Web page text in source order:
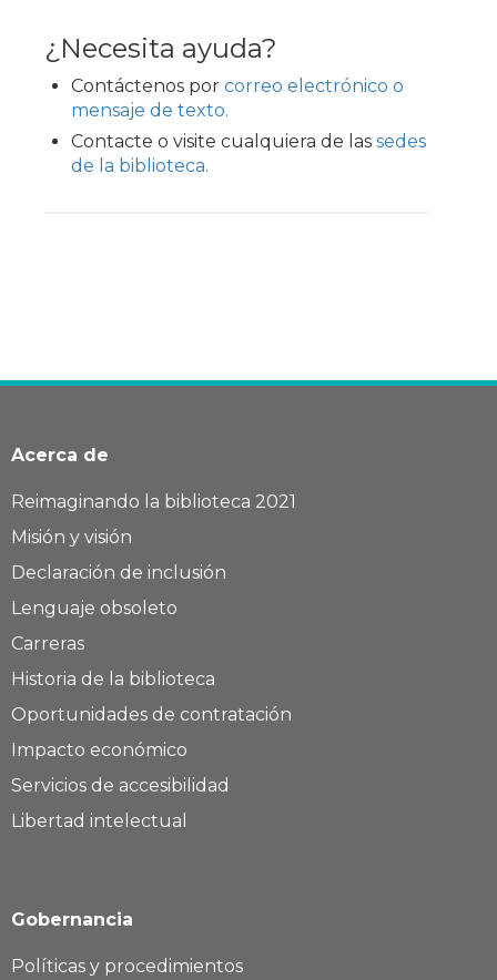
¿Necesita ayuda?
Contáctenos por correo electrónico o
mensaje de texto.
Contacte o visite cualquiera de las sedes
de la biblioteca.
Acerca de
Reimaginando la biblioteca 2021
Misión y visión
Declaración de inclusión
Lenguaje obsoleto
Carreras
Historia de la biblioteca
Oportunidades de contratación
Impacto económico
Servicios de accesibilidad
Libertad intelectual
Gobernancia
Políticas y procedimientos